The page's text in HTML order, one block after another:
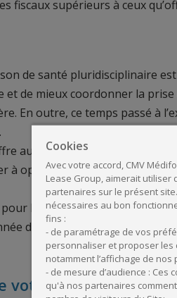
fiscaux supérieurs à ceux
de santé pluridisciplinaire
de mieux coordonner la
En outre, ce temps passé à
aussi l’avantage du partage
optimiser le temps médical
les médecins libéraux
des médecins. Pour
votre installation ou
Cookies
Avec votre accord, CMV
Lease Group, aimerait
partenaires sur le présent
nécessaires au bon
fins :
- de paramétrage de vos
personnaliser et proposer
notamment l’affichage de
- de mesure d’audience :
qu'à nos partenaires